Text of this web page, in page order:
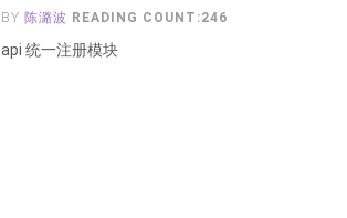
BY陈潞波 READING COUNT:246
api 统一注册模块